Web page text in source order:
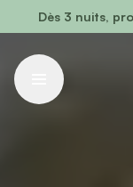
Aller au contenu
Dès 3 nuits,